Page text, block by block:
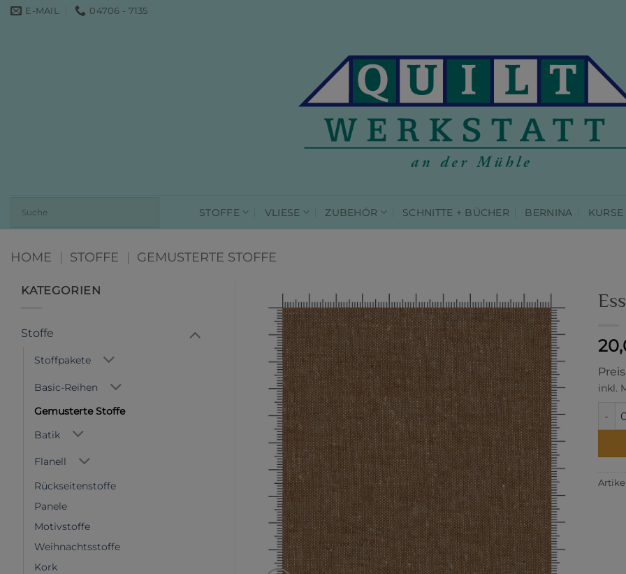
Zum E-MAIL 04706 - 7135
STOFFE VLIESE ZUBEHÖR SCHNITTE + BÜCHER BERNINA KURSE
HOME | STOFFE | GEMUSTERTE STOFFE
KATEGORIEN
Stoffe
Stoffpakete
Basic-Reihen
Gemusterte Stoffe
Batik
Flanell
Rückseitenstoffe
Panele
Motivstoffe
Weihnachtsstoffe
Kork
inkl.